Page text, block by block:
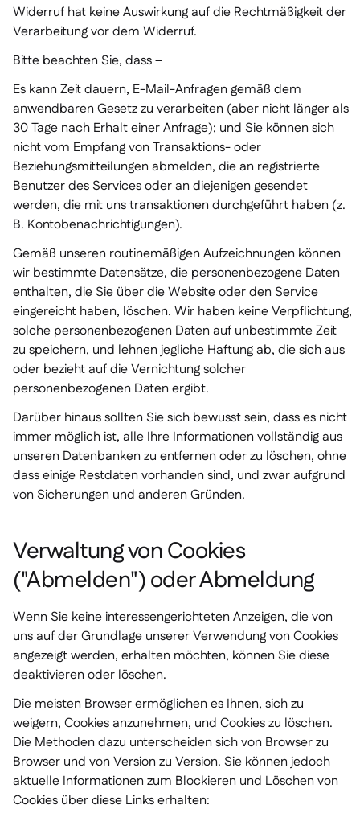
Widerruf hat keine Auswirkung auf die Rechtmäßigkeit der
Verarbeitung vor dem Widerruf.
Bitte beachten Sie, dass –
Es kann Zeit dauern, E-Mail-Anfragen gemäß dem
anwendbaren Gesetz zu verarbeiten (aber nicht länger als
30 Tage nach Erhalt einer Anfrage); und Sie können sich
nicht vom Empfang von Transaktions- oder
Beziehungsmitteilungen abmelden, die an registrierte
Benutzer des Services oder an diejenigen gesendet
werden, die mit uns transaktionen durchgeführt haben (z.
B. Kontobenachrichtigungen).
Gemäß unseren routinemäßigen Aufzeichnungen können
wir bestimmte Datensätze, die personenbezogene Daten
enthalten, die Sie über die Website oder den Service
eingereicht haben, löschen. Wir haben keine Verpflichtung,
solche personenbezogenen Daten auf unbestimmte Zeit
zu speichern, und lehnen jegliche Haftung ab, die sich aus
oder bezieht auf die Vernichtung solcher
personenbezogenen Daten ergibt.
Darüber hinaus sollten Sie sich bewusst sein, dass es nicht
immer möglich ist, alle Ihre Informationen vollständig aus
unseren Datenbanken zu entfernen oder zu löschen, ohne
dass einige Restdaten vorhanden sind, und zwar aufgrund
von Sicherungen und anderen Gründen.
Verwaltung von Cookies
("Abmelden") oder Abmeldung
Wenn Sie keine interessengerichteten Anzeigen, die von
uns auf der Grundlage unserer Verwendung von Cookies
angezeigt werden, erhalten möchten, können Sie diese
deaktivieren oder löschen.
Die meisten Browser ermöglichen es Ihnen, sich zu
weigern, Cookies anzunehmen, und Cookies zu löschen.
Die Methoden dazu unterscheiden sich von Browser zu
Browser und von Version zu Version. Sie können jedoch
aktuelle Informationen zum Blockieren und Löschen von
Cookies über diese Links erhalten: